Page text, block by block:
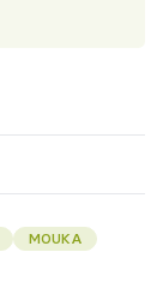
MOUKA